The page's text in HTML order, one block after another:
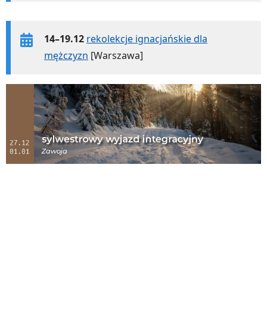
14–19.12 rekolekcje ignacjańskie dla
mężczyzn [Warszawa]